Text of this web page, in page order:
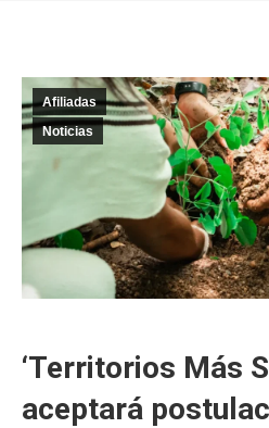
Afiliadas
Noticias
‘Territorios Más
aceptará